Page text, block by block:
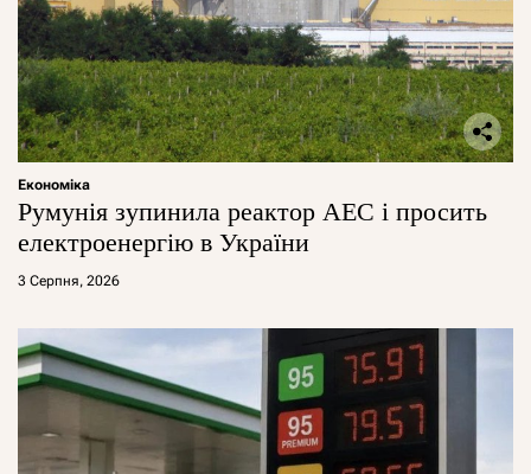
Економіка
Румунія зупинила реактор АЕС і просить
електроенергію в України
3 Серпня, 2026